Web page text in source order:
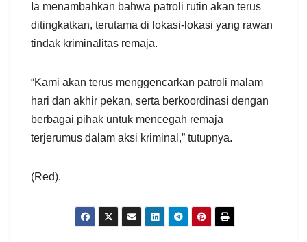
Ia menambahkan bahwa patroli rutin akan terus
ditingkatkan, terutama di lokasi-lokasi yang rawan
tindak kriminalitas remaja.
“Kami akan terus menggencarkan patroli malam
hari dan akhir pekan, serta berkoordinasi dengan
berbagai pihak untuk mencegah remaja
terjerumus dalam aksi kriminal,” tutupnya.
(Red).